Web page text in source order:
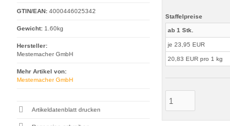
Staffelpreise
ab 1 Stk.
je 23,95 EUR
20,83 EUR pro 1 kg
GTIN/EAN: 4000446025342
Gewicht:1.60kg
Hersteller:
Mestemacher GmbH
Mehr Artikel von:
Mestemacher GmbH
Artikeldatenblatt drucken